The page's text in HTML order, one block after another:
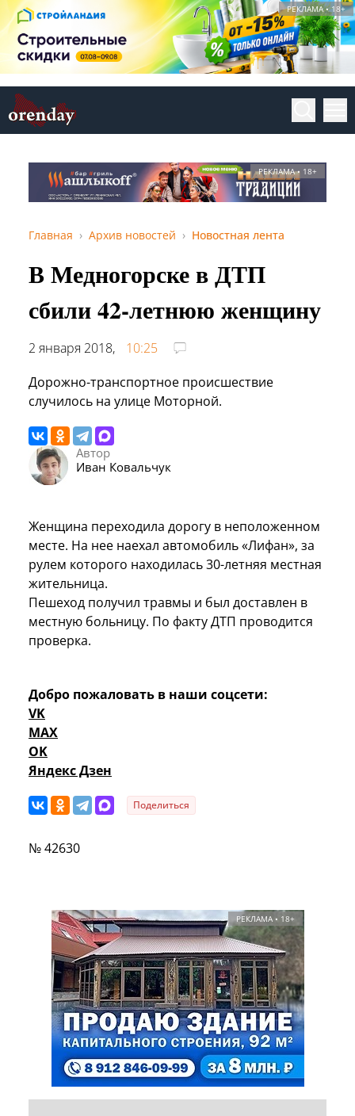
РЕКЛАМА • 18+
РЕКЛАМА • 18+
Главная Архив новостей Новостная лента
В Медногорске в ДТП
сбили 42-летнюю женщину
2 января 2018,
10:25
Дорожно-транспортное происшествие
случилось на улице Моторной.
Автор
Иван Ковальчук
Женщина переходила дорогу в неположенном
месте. На нее наехал автомобиль «Лифан», за
рулем которого находилась 30-летняя местная
жительница.
Пешеход получил травмы и был доставлен в
местную больницу. По факту ДТП проводится
проверка.
Добро пожаловать в наши соцсети:
VK
MAX
OK
Яндекс Дзен
Поделиться
№ 42630
РЕКЛАМА • 18+